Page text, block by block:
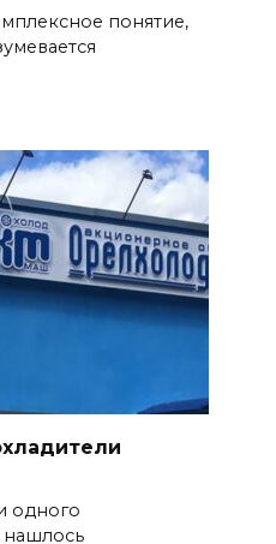
понятие,
одного
нашлось